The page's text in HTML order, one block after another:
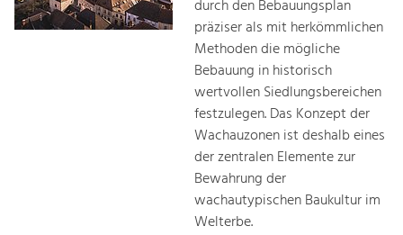
durch den Bebauungsplan
präziser als mit herkömmlichen
Methoden die mögliche
Bebauung in historisch
wertvollen Siedlungsbereichen
festzulegen. Das Konzept der
Wachauzonen ist deshalb eines
der zentralen Elemente zur
Bewahrung der
wachautypischen Baukultur im
Welterbe.